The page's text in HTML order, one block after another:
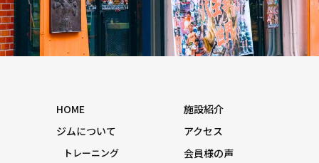
HOME
ジムについて
トレーニング
施設紹介
アクセス
会員様の声